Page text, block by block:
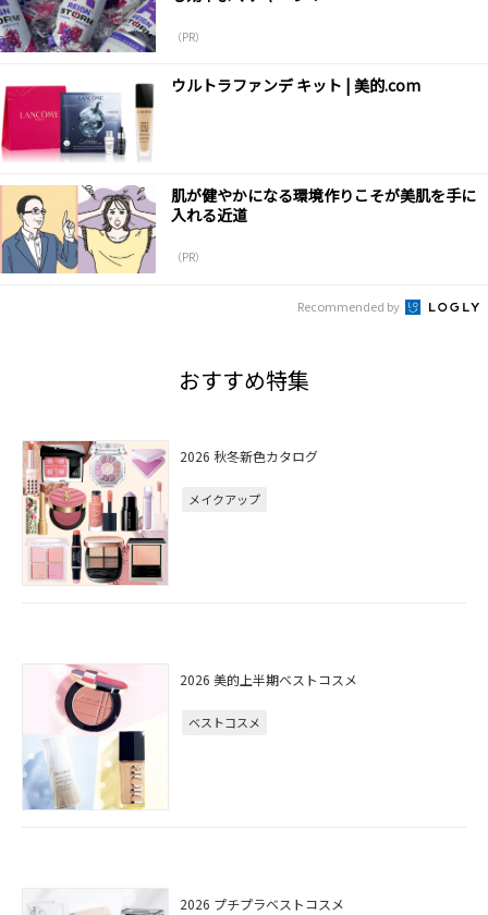
（PR）
ウルトラファンデ キット | 美的.com
肌が健やかになる環境作りこそが美肌を手に
入れる近道
（PR）
Recommended by
おすすめ特集
2026 秋冬新色カタログ
メイクアップ
2026 美的上半期ベストコスメ
ベストコスメ
2026 プチプラベストコスメ